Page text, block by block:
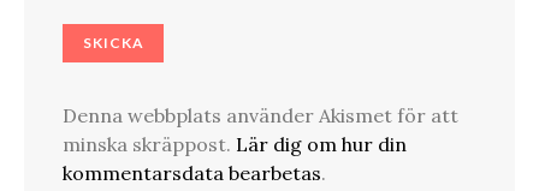
Denna webbplats använder Akismet för att
minska skräppost. Lär dig om hur din
kommentarsdata bearbetas.